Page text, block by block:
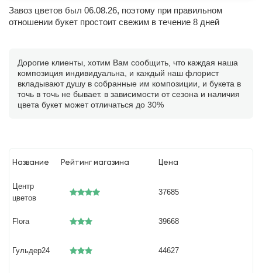
Завоз цветов был 06.08.26, поэтому при правильном
отношении букет простоит свежим в течение 8 дней
Дорогие клиенты, хотим Вам сообщить, что каждая наша
композиция индивидуальна, и каждый наш флорист
вкладывают душу в собранные им композиции, и букета в
точь в точь не бывает. в зависимости от сезона и наличия
цвета букет может отличаться до 30%
Название Рейтинг магазина Цена
Центр
цветов
37685
Flora 39668
Гульдер24 44627